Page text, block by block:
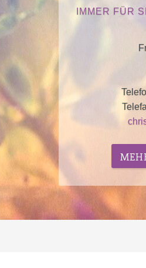
IMMER FÜR